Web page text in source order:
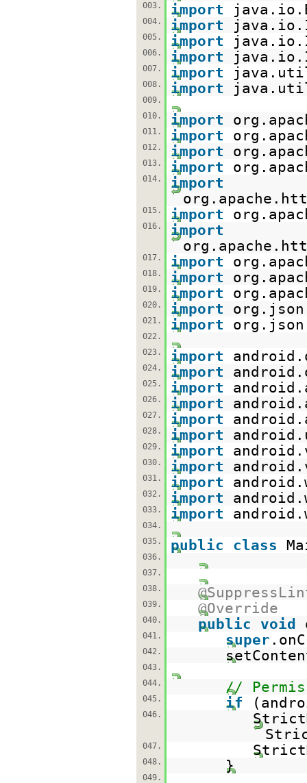
003.
import
004. import
005. import
006. import
007. import
008. import
009.
010.
import
011. import
012. import
013. import
014.
import
015. import
016.
import
017. import
018. import
019. import
020. import
021. import
022.
023.
import
024. import
025. import
026. import
027. import
028. import
029. import
030. import
031. import
032. import
033. import
034.
035.
public class
036.
037.
038.
039. @Override
040. public void
041. super
042.
043.
044.
//
045. if
046.
047.
048. }
049.